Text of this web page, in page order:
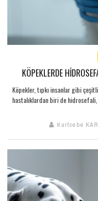
KÖPEKLERDE
Köpekler, tıpkı insanlar gibi
hastalıklardan biri de hidrosefali,
Kurtcebe